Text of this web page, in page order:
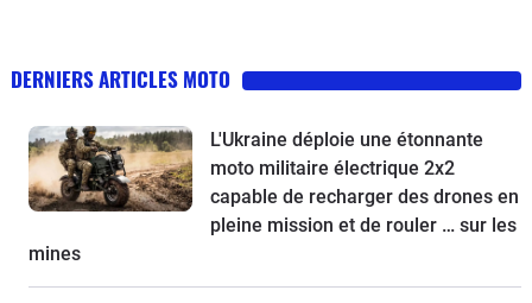
DERNIERS ARTICLES MOTO
L'Ukraine déploie une étonnante
moto militaire électrique 2x2
capable de recharger des drones en
pleine mission et de rouler … sur les
mines